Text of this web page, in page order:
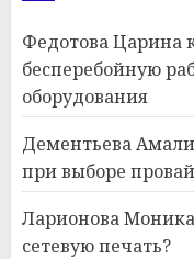
Федотова Царина
бесперебойную
оборудования
Дементьева
при выборе
Ларионова Моника
сетевую печать?